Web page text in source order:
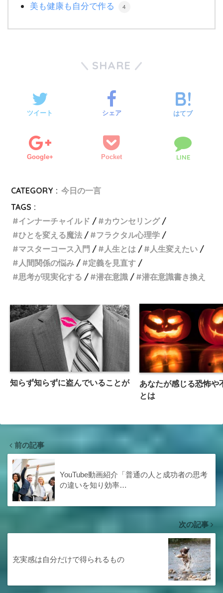
美も健康も自分で作る 4
SHARE
ツイート シェア はてブ
Google+ Pocket LINE
CATEGORY : 今日の一言
TAGS :
インナーチャイルド
カウンセリング
ひとを変える魔法
フラクタル心理学
マスターコース入門
人生とは
人生変えたい
人間関係の悩み
定義を見直す
思考が現実化する
潜在意識 潜在意識書き換え
知らず知らずに盗んでいることが
あなたが感じる恐怖や
とは
前の記事
YouTube動画紹介「普通の人と成功者の思考
の違いを知り効率…
次の記事
充実感は自分だけで得られるもの